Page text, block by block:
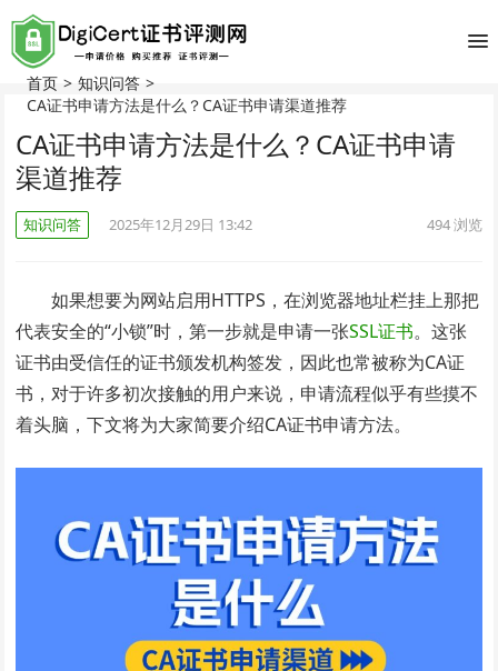
首页 > 知识问答 >
CA证书申请方法是什么？CA证书申请渠道推荐
CA证书申请方法是什么？CA证书申请
渠道推荐
知识问答 2025年12月29日 13:42 494浏览
如果想要为网站启用HTTPS，在浏览器地址栏挂上那把
代表安全的“小锁”时，第一步就是申请一张SSL证书。这张
证书由受信任的证书颁发机构签发，因此也常被称为CA证
书，对于许多初次接触的用户来说，申请流程似乎有些摸不
着头脑，下文将为大家简要介绍CA证书申请方法。